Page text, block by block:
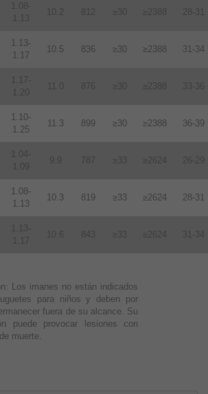
1.08-
1.13
10.2 812 ≥30 ≥2388 28-31
1.13-
1.17
10.5 836 ≥30 ≥2388 31-34
1.17-
1.20
11.0 876 ≥30 ≥2388 33-36
1.10-
1.25
11.3 899 ≥30 ≥2388 36-39
1.04-
1.09
9.9 787 ≥33 ≥2624 26-29
1.08-
1.13
10.3 819 ≥33 ≥2624 28-31
1.13-
1.17
10.6 843 ≥33 ≥2624 31-34
Los imanes no están indicados
para niños y deben por
fuera de su alcance. Su
puede provocar lesiones con
muerte.